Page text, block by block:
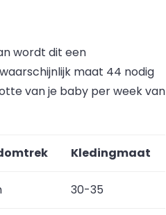
wordt dit een
maat 44 nodig
van je baby per week van
Kledingmaat
30-35